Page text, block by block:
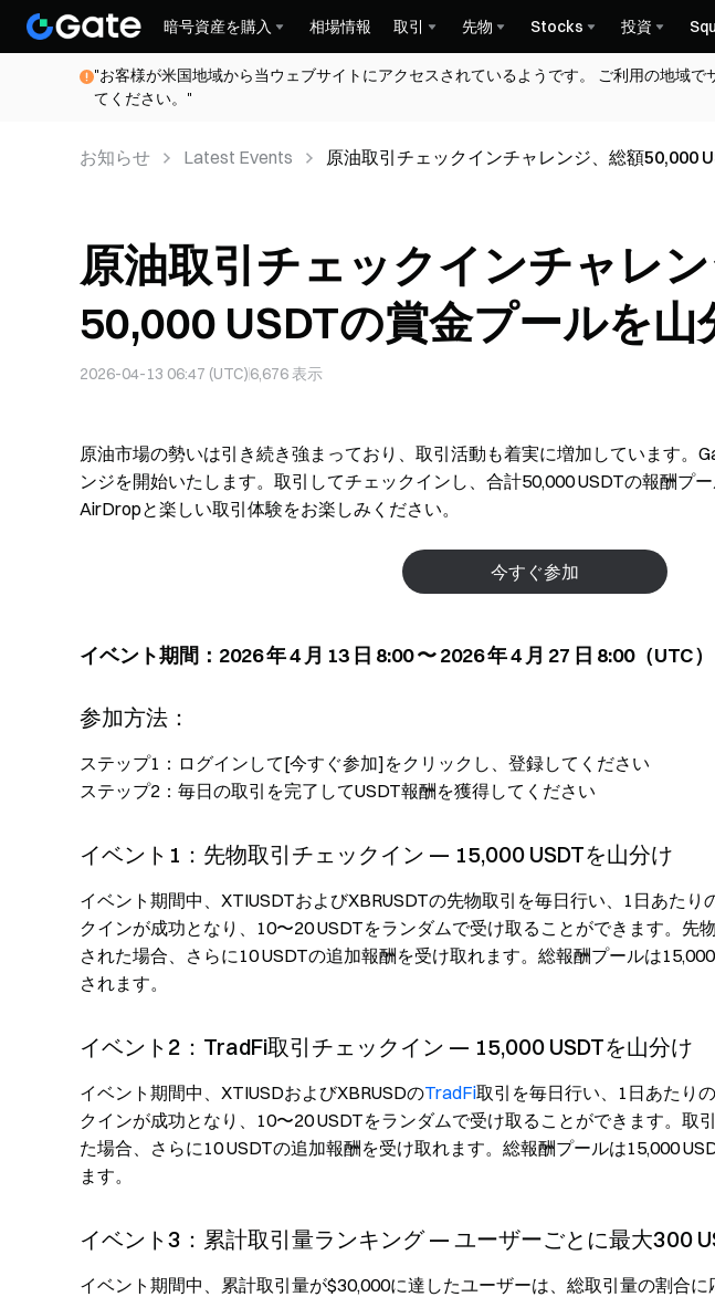
暗号資産を購入 相場情報 取引 先物 Stocks 投資
"お客様が米国地域から当ウェブサイトにアクセスされているようです。 ご利用の地域
てください。"
お知らせ Latest Events 原油取引チェックインチャレンジ、総額50,000
原油取引チェックインチャレ
50,000 USDTの賞金プールを山
2026-04-13 06:47 (UTC)6,676表示
原油市場の勢いは引き続き強まっており、取引活動も着実に増加しています。
ンジを開始いたします。取引してチェックインし、合計50,000 USDTの報酬プ
AirDropと楽しい取引体験をお楽しみください。
今すぐ参加
イベント期間：2026 年 4 月 13 日 8:00 〜 2026 年 4 月 27 日 8:00（UTC）
参加方法：
ステップ1：ログインして[今すぐ参加]をクリックし、登録してください
ステップ2：毎日の取引を完了してUSDT報酬を獲得してください
イベント1：先物取引チェックイン — 15,000 USDTを山分け
イベント期間中、XTIUSDTおよびXBRUSDTの先物取引を毎日行い、1日あたり
クインが成功となり、10〜20 USDTをランダムで受け取ることができます。先
された場合、さらに10 USDTの追加報酬を受け取れます。総報酬プールは
されます。
イベント2：TradFi取引チェックイン — 15,000 USDTを山分け
イベント期間中、XTIUSDおよびXBRUSDのTradFi取引を毎日行い、1日あたり
クインが成功となり、10〜20 USDTをランダムで受け取ることができます。取
た場合、さらに10 USDTの追加報酬を受け取れます。総報酬プールは15,000
ます。
イベント3：累計取引量ランキング — ユーザーごとに最大300
イベント期間中、累計取引量が$30,000に達したユーザーは、総取引量の割合